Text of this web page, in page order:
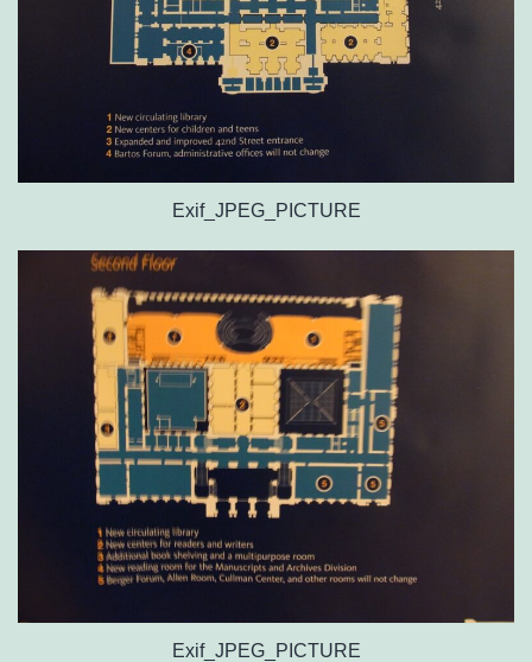
Exif_JPEG_PICTURE
Exif_JPEG_PICTURE